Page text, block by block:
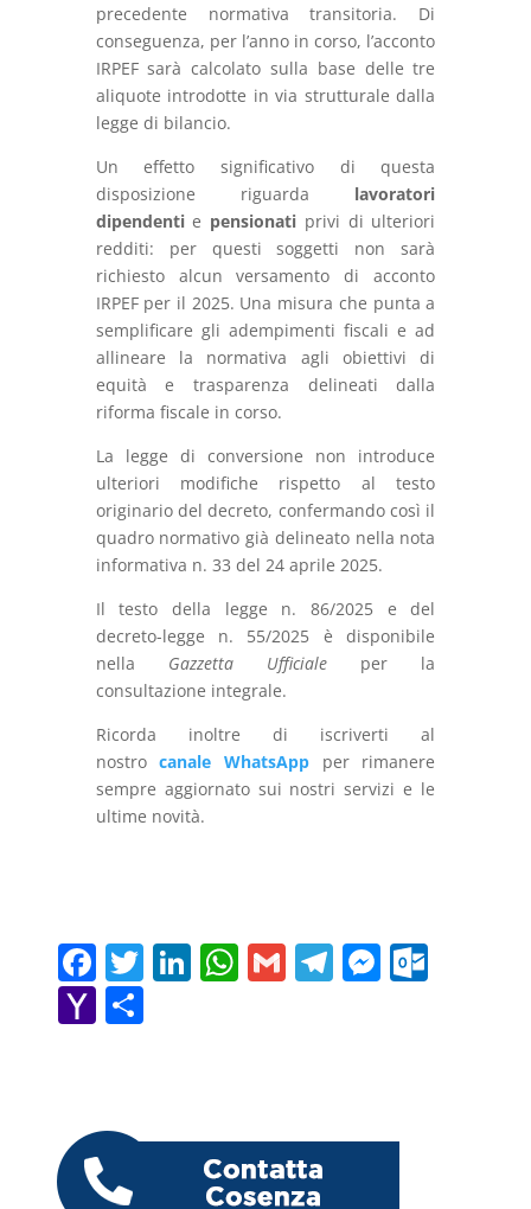
precedente normativa transitoria. Di
conseguenza, per l’anno in corso, l’acconto
IRPEF sarà calcolato sulla base delle tre
aliquote introdotte in via strutturale dalla
legge di bilancio.
Un effetto significativo di questa
disposizione riguarda lavoratori
dipendentie pensionati privi di ulteriori
redditi: per questi soggetti non sarà
richiesto alcun versamento di acconto
IRPEF per il 2025. Una misura che punta a
semplificare gli adempimenti fiscali e ad
allineare la normativa agli obiettivi di
equità e trasparenza delineati dalla
riforma fiscale in corso.
La legge di conversione non introduce
ulteriori modifiche rispetto al testo
originario del decreto, confermando così il
quadro normativo già delineato nella nota
informativa n. 33 del 24 aprile 2025.
Il testo della legge n. 86/2025 e del
decreto-legge n. 55/2025 è disponibile
nella Gazzetta Ufficiale per la
consultazione integrale.
Ricorda inoltre di iscriverti al
nostrocanale WhatsApp
per rimanere
sempre aggiornato sui nostri servizi e le
ultime novità.
F
a
c
o
o
T
w
itt
Li
n
W
p
p
G T
m
M
g
O
Y
o
o
M
C
vi